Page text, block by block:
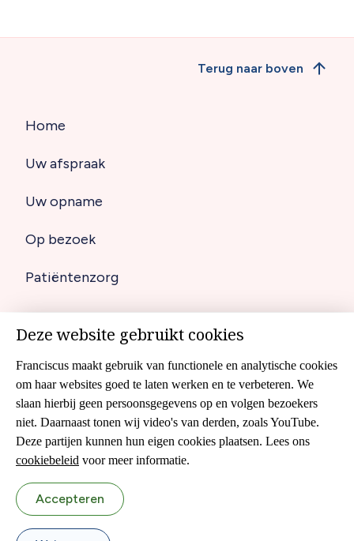
(footer)
Home
Uw afspraak
Uw opname
Op bezoek
Patiëntenzorg
Footer
navigation
Disclaimer
Cookies
Cliëntenraad
Colofon
Sitemap
Privacyverklaring
Terug naar boven
Deze website gebruikt cookies
Franciscus maakt gebruik van functionele en analytische cookies
om haar websites goed te laten werken en te verbeteren. We
slaan hierbij geen persoonsgegevens op en volgen bezoekers
niet. Daarnaast tonen wij video's van derden, zoals YouTube.
Deze partijen kunnen hun eigen cookies plaatsen. Lees ons
cookiebeleid voor meer informatie.
Accepteren